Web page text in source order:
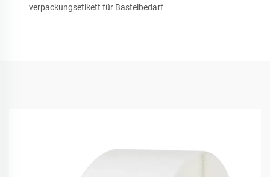
verpackungsetikett für Bastelbedarf